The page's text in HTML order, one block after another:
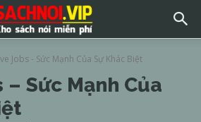
Jobs - Sức Mạnh Của Sự Khác Biệt
– Sức Mạnh Của